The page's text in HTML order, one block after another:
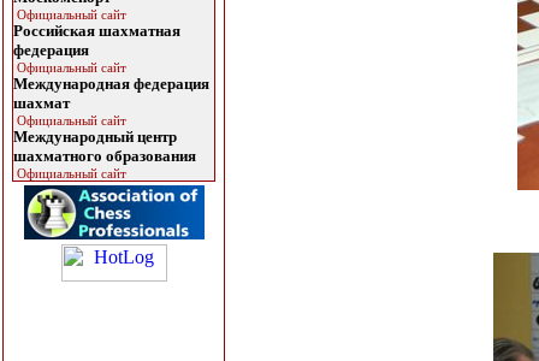
Официальный сайт
Российская шахматная
федерация
Официальный сайт
Международная федерация
шахмат
Официальный сайт
Международный центр
шахматного образования
Официальный сайт